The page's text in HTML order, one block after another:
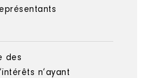
des
n’ayant